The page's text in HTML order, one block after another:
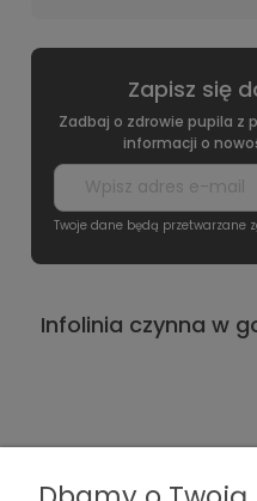
Zapisz się
Zadbaj o zdrowie pupila z
informacji o
Twoje dane będą przetwarzane
Infolinia czynna w